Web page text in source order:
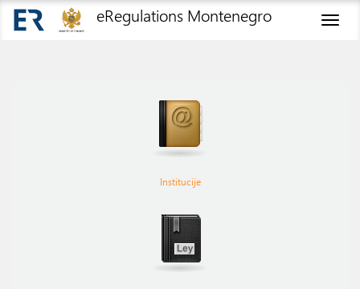
eRegulations Montenegro
Institucije